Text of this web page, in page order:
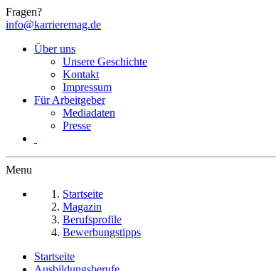
Fragen?
info@karrieremag.de
Über uns
Unsere Geschichte
Kontakt
Impressum
Für Arbeitgeber
Mediadaten
Presse
Menu
Startseite
Magazin
Berufsprofile
Bewerbungstipps
Startseite